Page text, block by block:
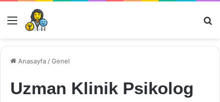
Menü
Anasayfa /Genel
Uzman Klinik Psikolog